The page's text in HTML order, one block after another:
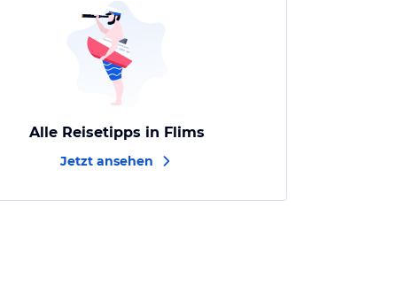
Alle Reisetipps in Flims
Jetzt ansehen